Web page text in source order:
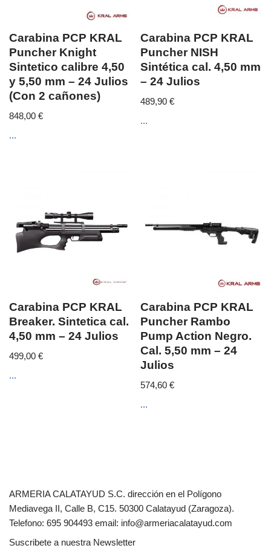
Carabina PCP KRAL
Puncher Knight
Sintetico calibre 4,50
y 5,50 mm – 24 Julios
(Con 2 cañones)
848,00 €
...
Carabina PCP KRAL
Puncher NISH
Sintética cal. 4,50 mm
– 24 Julios
489,90€
...
Carabina PCP KRAL
Breaker. Sintetica cal.
4,50 mm – 24 Julios
499,00 €
...
Carabina PCP KRAL
Puncher Rambo
Pump Action Negro.
Cal. 5,50 mm – 24
Julios
574,60€
...
ARMERIA CALATAYUD S.C. dirección en el Polígono
Mediavega II, Calle B, C15. 50300 Calatayud (Zaragoza).
Telefono: 695 904493 email: info@armeriacalatayud.com
Suscribete a nuestra Newsletter